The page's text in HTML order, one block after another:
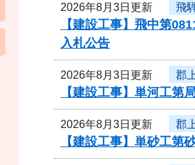
2026年8月3日更新 飛
【建設工事】飛中第
入札公告
2026年8月3日更新 郡
【建設工事】単河工第
2026年8月3日更新 郡
【建設工事】単砂工第